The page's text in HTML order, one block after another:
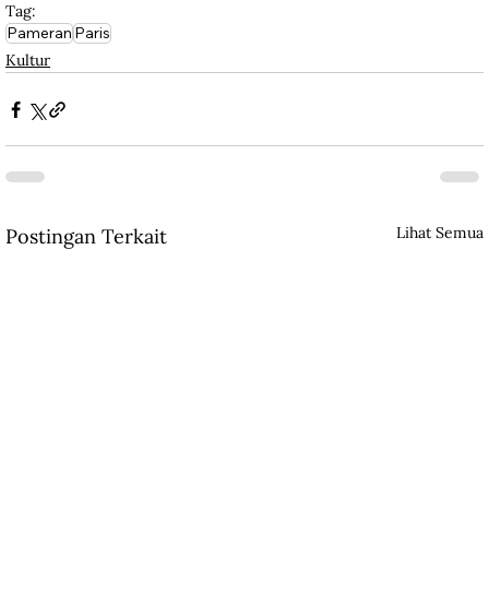
Tag:
PameranParis
Kultur
Postingan Terkait Lihat Semua